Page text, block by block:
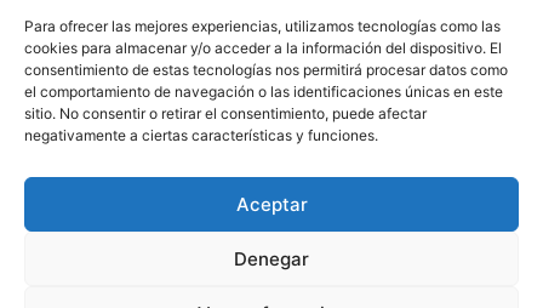
Para ofrecer las mejores experiencias, utilizamos tecnologías como las
cookies para almacenar y/o acceder a la información del dispositivo. El
consentimiento de estas tecnologías nos permitirá procesar datos como
el comportamiento de navegación o las identificaciones únicas en este
sitio. No consentir o retirar el consentimiento, puede afectar
negativamente a ciertas características y funciones.
Aceptar
Denegar
Italia, Francia y Portugal
DIAGOD GRUP S.L. – 2026 –Desarrollado por